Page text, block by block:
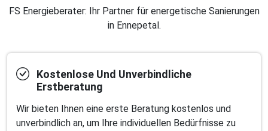
FS Energieberater: Ihr Partner für energetische Sanierungen
in Ennepetal.
Kostenlose Und Unverbindliche
Erstberatung
Wir bieten Ihnen eine erste Beratung kostenlos und
unverbindlich an, um Ihre individuellen Bedürfnisse zu